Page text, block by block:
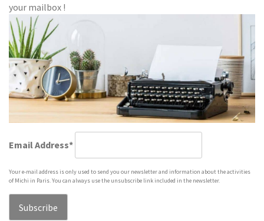
your mailbox !
Email Address*
Your e-mail address is only used to send you our newsletter and information about the activities
of Michi in Paris. You can always use the unsubscribe link included in the newsletter.